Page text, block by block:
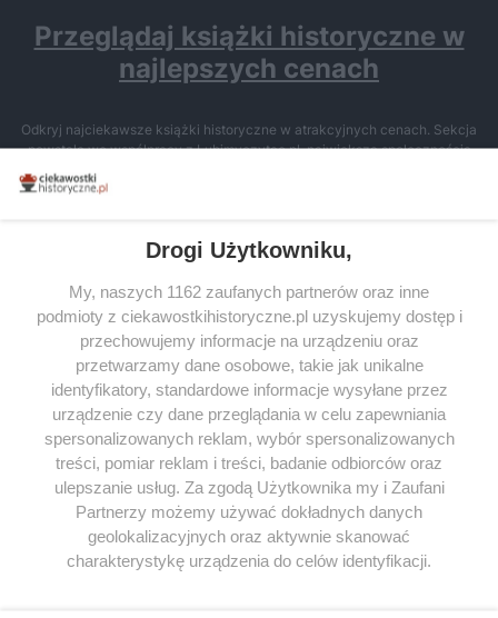
Przeglądaj książki historyczne w
najlepszych cenach
Odkryj najciekawsze książki historyczne w atrakcyjnych cenach. Sekcja
powstała we współpracy z Lubimyczytac.pl, największą społecznością
miłośników literatury w Polsce – dzięki temu możesz wybierać spośród
tytułów najwyżej ocenianych przez czytelników.
SERWIS
SPOŁECZNOŚĆ
WSPÓŁPRACA
KONTAKT
ODWIEDŹ RÓWNIEŻ:
Drogi Użytkowniku,
My, naszych 1162 zaufanych partnerów oraz inne
podmioty z ciekawostkihistoryczne.pl uzyskujemy dostęp i
przechowujemy informacje na urządzeniu oraz
przetwarzamy dane osobowe, takie jak unikalne
identyfikatory, standardowe informacje wysyłane przez
urządzenie czy dane przeglądania w celu zapewniania
spersonalizowanych reklam, wybór spersonalizowanych
treści, pomiar reklam i treści, badanie odbiorców oraz
ulepszanie usług. Za zgodą Użytkownika my i Zaufani
Partnerzy możemy używać dokładnych danych
geolokalizacyjnych oraz aktywnie skanować
charakterystykę urządzenia do celów identyfikacji.